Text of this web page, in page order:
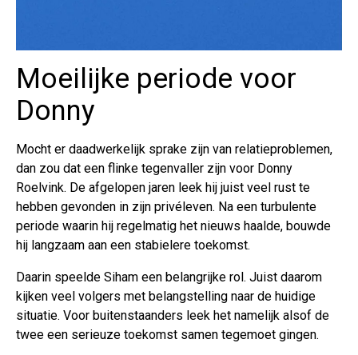
Moeilijke periode voor
Donny
Mocht er daadwerkelijk sprake zijn van relatieproblemen,
dan zou dat een flinke tegenvaller zijn voor Donny
Roelvink. De afgelopen jaren leek hij juist veel rust te
hebben gevonden in zijn privéleven. Na een turbulente
periode waarin hij regelmatig het nieuws haalde, bouwde
hij langzaam aan een stabielere toekomst.
Daarin speelde Siham een belangrijke rol. Juist daarom
kijken veel volgers met belangstelling naar de huidige
situatie. Voor buitenstaanders leek het namelijk alsof de
twee een serieuze toekomst samen tegemoet gingen.